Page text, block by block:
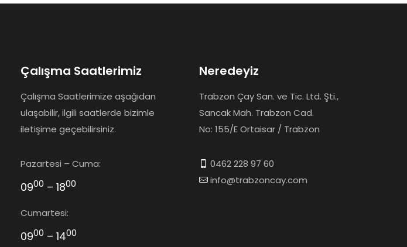
Çalışma Saatlerimiz
Çalışma Saatlerimize aşağıdan
ulaşabilir, ilgili saatlerde bizimle
iletişime geçebilirsiniz.
Pazartesi – Cuma:
0900 – 1800
Cumartesi:
0900 – 1400
Neredeyiz
Trabzon Çay San. ve Tic. Ltd. Şti.,
Sancak Mah. Trabzon Cad.
No: 155/E Ortaisar / Trabzon
0462 228 97 60
info@trabzoncay.com